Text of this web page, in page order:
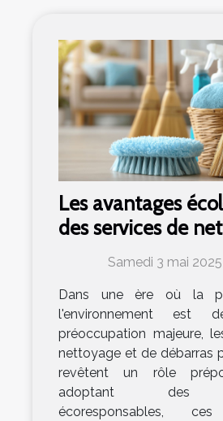
Les avantages
des services de
et débarras
Samedi 3 mai 2025
Dans une ère où la
l'environnement est
préoccupation majeure,
nettoyage et de débarras
revêtent un rôle
adoptant des
écoresponsables, ces